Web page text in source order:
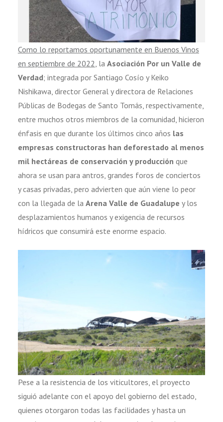
Como lo reportamos oportunamente en Buenos Vinos
en septiembre de 2022, la Asociación Por un Valle de
Verdad; integrada por Santiago Cosío y Keiko
Nishikawa, director General y directora de Relaciones
Públicas de Bodegas de Santo Tomás, respectivamente,
entre muchos otros miembros de la comunidad, hicieron
énfasis en que durante los últimos cinco años las
empresas constructoras han deforestado al menos
mil hectáreas de conservación y producción que
ahora se usan para antros, grandes foros de conciertos
y casas privadas, pero advierten que aún viene lo peor
con la llegada de la Arena Valle de Guadalupe y los
desplazamientos humanos y exigencia de recursos
hídricos que consumirá este enorme espacio.
Pese a la resistencia de los viticultores, el proyecto
siguió adelante con el apoyo del gobierno del estado,
quienes otorgaron todas las facilidades y hasta un